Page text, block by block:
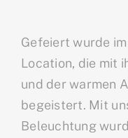
Gefeiert wurde
Location, die mit
und der warmen
begeistert. Mit
Beleuchtung